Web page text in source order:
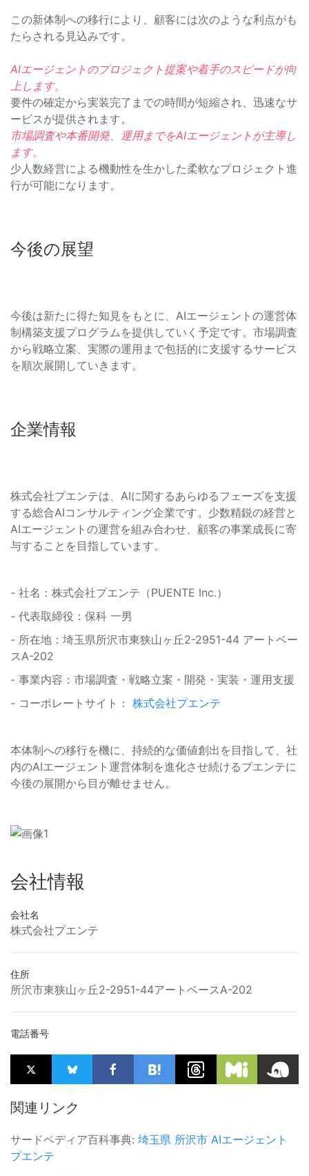
この新体制への移行により、顧客には次のような利点がも
たらされる見込みです。
AIエージェントのプロジェクト提案や着手のスピードが向
上します。
要件の確定から実装完了までの時間が短縮され、迅速なサ
ービスが提供されます。
市場調査や本番開発、運用までをAIエージェントが主導し
ます。
少人数経営による機動性を生かした柔軟なプロジェクト進
行が可能になります。
今後の展望
今後は新たに得た知見をもとに、AIエージェントの運営体
制構築支援プログラムを提供していく予定です。市場調査
から戦略立案、実際の運用まで包括的に支援するサービス
を順次展開していきます。
企業情報
株式会社プエンテは、AIに関するあらゆるフェーズを支援
する総合AIコンサルティング企業です。少数精鋭の経営と
AIエージェントの運営を組み合わせ、顧客の事業成長に寄
与することを目指しています。
- 社名：株式会社プエンテ（PUENTE Inc.）
- 代表取締役：保科 一男
- 所在地：埼玉県所沢市東狭山ヶ丘2-2951-44 アートベー
スA-202
- 事業内容：市場調査・戦略立案・開発・実装・運用支援
- コーポレートサイト： 株式会社プエンテ
本体制への移行を機に、持続的な価値創出を目指して、社
内のAIエージェント運営体制を進化させ続けるプエンテに
今後の展開から目が離せません。
会社情報
会社名
株式会社プエンテ
住所
所沢市東狭山ヶ丘2-2951-44アートベースA-202
電話番号
関連リンク
サードペディア百科事典: 埼玉県 所沢市 AIエージェント
プエンテ